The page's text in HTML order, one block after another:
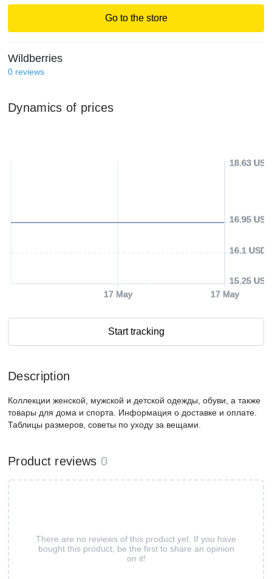
Go to the store
Wildberries
0 reviews
Dynamics of prices
17 May 17 May
15.25 USD
16.1 USD
16.95 USD
18.63 USD
Start tracking
Description
Коллекции женской, мужской и детской одежды, обуви, а также
товары для дома и спорта. Информация о доставке и оплате.
Таблицы размеров, советы по уходу за вещами.
Product reviews 0
There are no reviews of this product yet. If you have
bought this product, be the first to share an opinion
on it!